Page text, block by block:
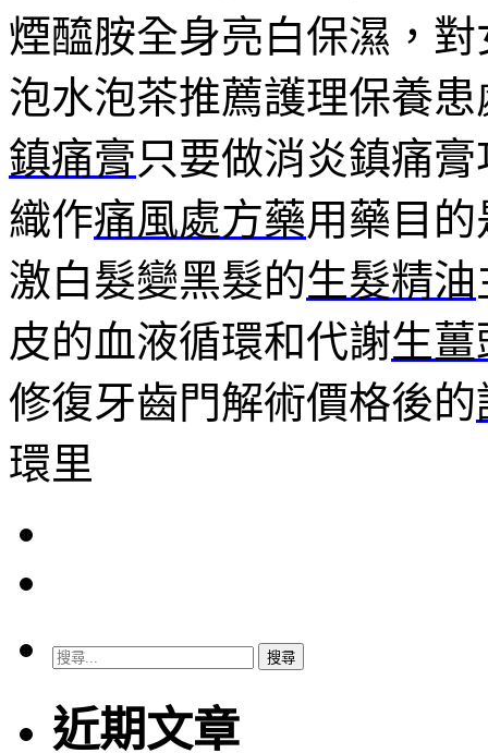
煙醯胺全身亮白保濕，
泡水泡茶推薦護理保養
鎮痛膏只要做消炎鎮痛
織作痛風處方藥用藥目
激白髮變黑髮的生髮精油
皮的血液循環和代謝生薑
修復牙齒門解術價格後的
環里
搜
關
鍵
近期文章